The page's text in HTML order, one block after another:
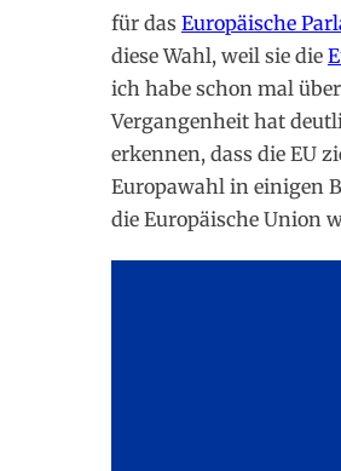
für das Europäische
diese Wahl, weil sie die
ich habe schon mal
Vergangenheit hat
erkennen, dass die EU
Europawahl in einigen
die Europäische Union